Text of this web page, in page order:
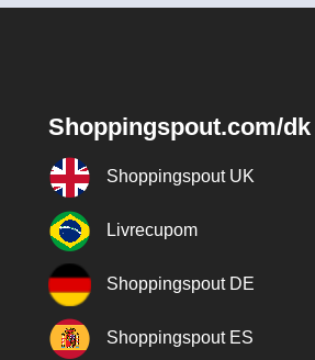
Shoppingspout.com/dk
Shoppingspout UK
Livrecupom
Shoppingspout DE
Shoppingspout ES